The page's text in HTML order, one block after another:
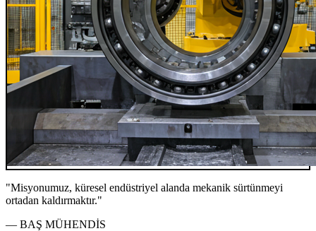
"Misyonumuz, küresel endüstriyel alanda mekanik sürtünmeyi
ortadan kaldırmaktır."
— BAŞ MÜHENDİS